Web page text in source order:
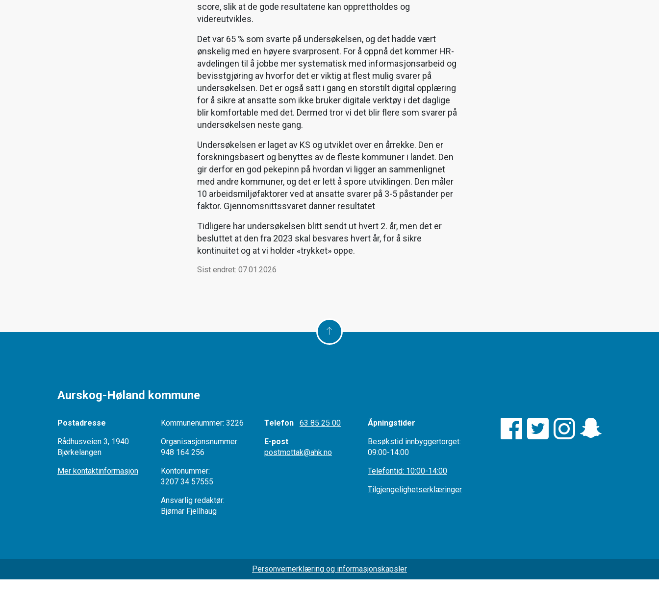
score, slik at de gode resultatene kan opprettholdes og
videreutvikles.
Det var 65 % som svarte på undersøkelsen, og det hadde vært
ønskelig med en høyere svarprosent. For å oppnå det kommer HR-
avdelingen til å jobbe mer systematisk med informasjonsarbeid og
bevisstgjøring av hvorfor det er viktig at flest mulig svarer på
undersøkelsen. Det er også satt i gang en storstilt digital opplæring
for å sikre at ansatte som ikke bruker digitale verktøy i det daglige
blir komfortable med det. Dermed tror vi det blir flere som svarer på
undersøkelsen neste gang.
Undersøkelsen er laget av KS og utviklet over en årrekke. Den er
forskningsbasert og benyttes av de fleste kommuner i landet. Den
gir derfor en god pekepinn på hvordan vi ligger an sammenlignet
med andre kommuner, og det er lett å spore utviklingen. Den måler
10 arbeidsmiljøfaktorer ved at ansatte svarer på 3-5 påstander per
faktor. Gjennomsnittssvaret danner resultatet
Tidligere har undersøkelsen blitt sendt ut hvert 2. år, men det er
besluttet at den fra 2023 skal besvares hvert år, for å sikre
kontinuitet og at vi holder «trykket» oppe.
Sist endret: 07.01.2026
Aurskog-Høland kommune
Postadresse
Rådhusveien 3, 1940
Bjørkelangen
Mer kontaktinformasjon
Kommunenummer: 3226
Organisasjonsnummer:
948 164 256
Kontonummer:
3207 34 57555
Ansvarlig redaktør:
Bjørnar Fjellhaug
Telefon 63 85 25 00
E-post
postmottak@ahk.no
Åpningstider
Besøkstid innbyggertorget:
09:00-14:00
Telefontid: 10:00-14:00
Tilgjengelighetserklæringer
Personvernerklæring og informasjonskapsler